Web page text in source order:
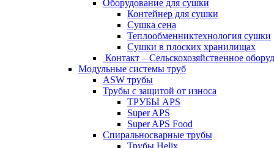
Oборудование для сушки
Контейнер для сушки
Сушка сена
Теплообменниктехнология сушки
Cушки в плоских хранилищах
Контакт – Сельскохозяйственное
Модульные системы труб
ASW трубы
Трубы с защитой от износа
ТРУБЫ APS
Super APS
Super APS Food
Спиральносварные трубы
Трубы Helix